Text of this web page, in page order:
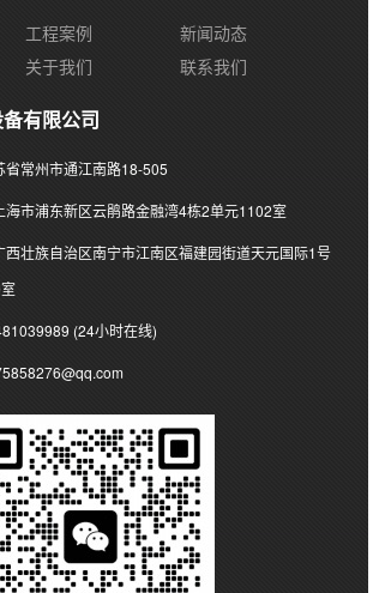
工程案例
新闻动态
关于我们 联系我们
有限公司
省常州市通江南路18-505
海市浦东新区云鹃路金融湾4栋2单元1102室
西壮族自治区南宁市江南区福建园街道天元国际1号
(24小时在线)